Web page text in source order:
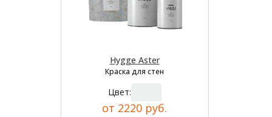
Hygge Aster
Краска для стен
Цвет:
от 2220 руб.